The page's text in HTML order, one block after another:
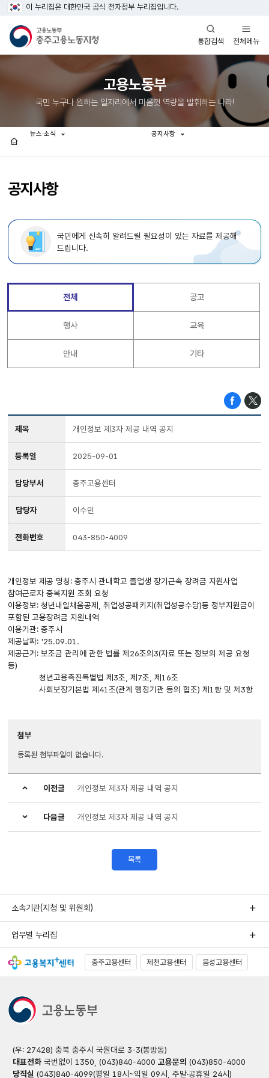
이 누리집은 대한민국 공식 전자정부 누리집입니다.
통합검색
열기
전체메뉴
열기
고용노동부
국민 누구나 원하는 일자리에서 마음껏 역량을 발휘하는 나라!
공지사항
뉴스·소식 공지사항
국민에게 신속히 알려드릴 필요성이 있는 자료를 제공해
드립니다.
전체 공고
행사 교육
안내 기타
제목 개인정보 제3자 제공 내역 공지
등록일 2025-09-01
담당부서 충주고용센터
담당자 이수민
전화번호 043-850-4009
개인정보 제공 명칭: 충주시 관내학교 졸업생 장기근속 장려금 지원사업
참여근로자 중복지원 조회 요청
이용정보: 청년내일채움공제, 취업성공패키지(취업성공수당)등 정부지원금이
포함된 고용장려금 지원내역
이용기관: 충주시
제공날짜: '25.09.01.
제공근거: 보조금 관리에 관한 법률 제26조의3(자료 또는 정보의 제공 요청
등)
청년고용촉진특별법 제3조, 제7조, 제16조
사회보장기본법 제41조(관계 행정기관 등의 협조) 제1항 및 제3항
첨부
등록된 첨부파일이 없습니다.
이전글 개인정보 제3자 제공 내역 공지
다음글 개인정보 제3자 제공 내역 공지
목록
소속기관(지청 및 위원회)
업무별 누리집
충주고용센터 제천고용센터 음성고용센터
(우: 27428) 충북 충주시 국원대로 3-3(봉방동)
대표전화국번없이 1350, (043)840-4000 고용문의 (043)850-4000
당직실 (043)840-4099(평일 18시~익일 09시, 주말·공휴일 24시)